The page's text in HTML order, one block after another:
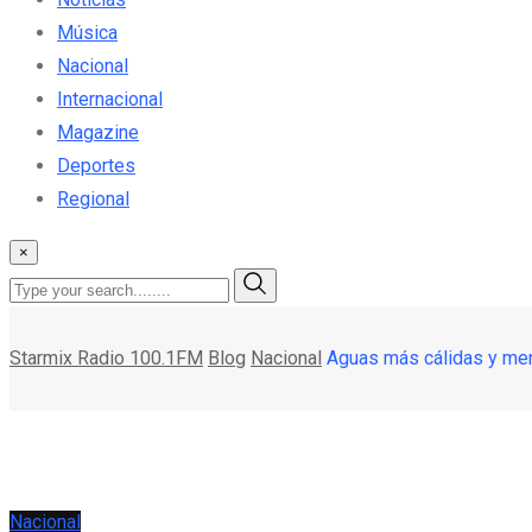
Música
Nacional
Internacional
Magazine
Deportes
Regional
×
Starmix Radio 100.1FM Blog Nacional Aguas más cálidas y
Nacional